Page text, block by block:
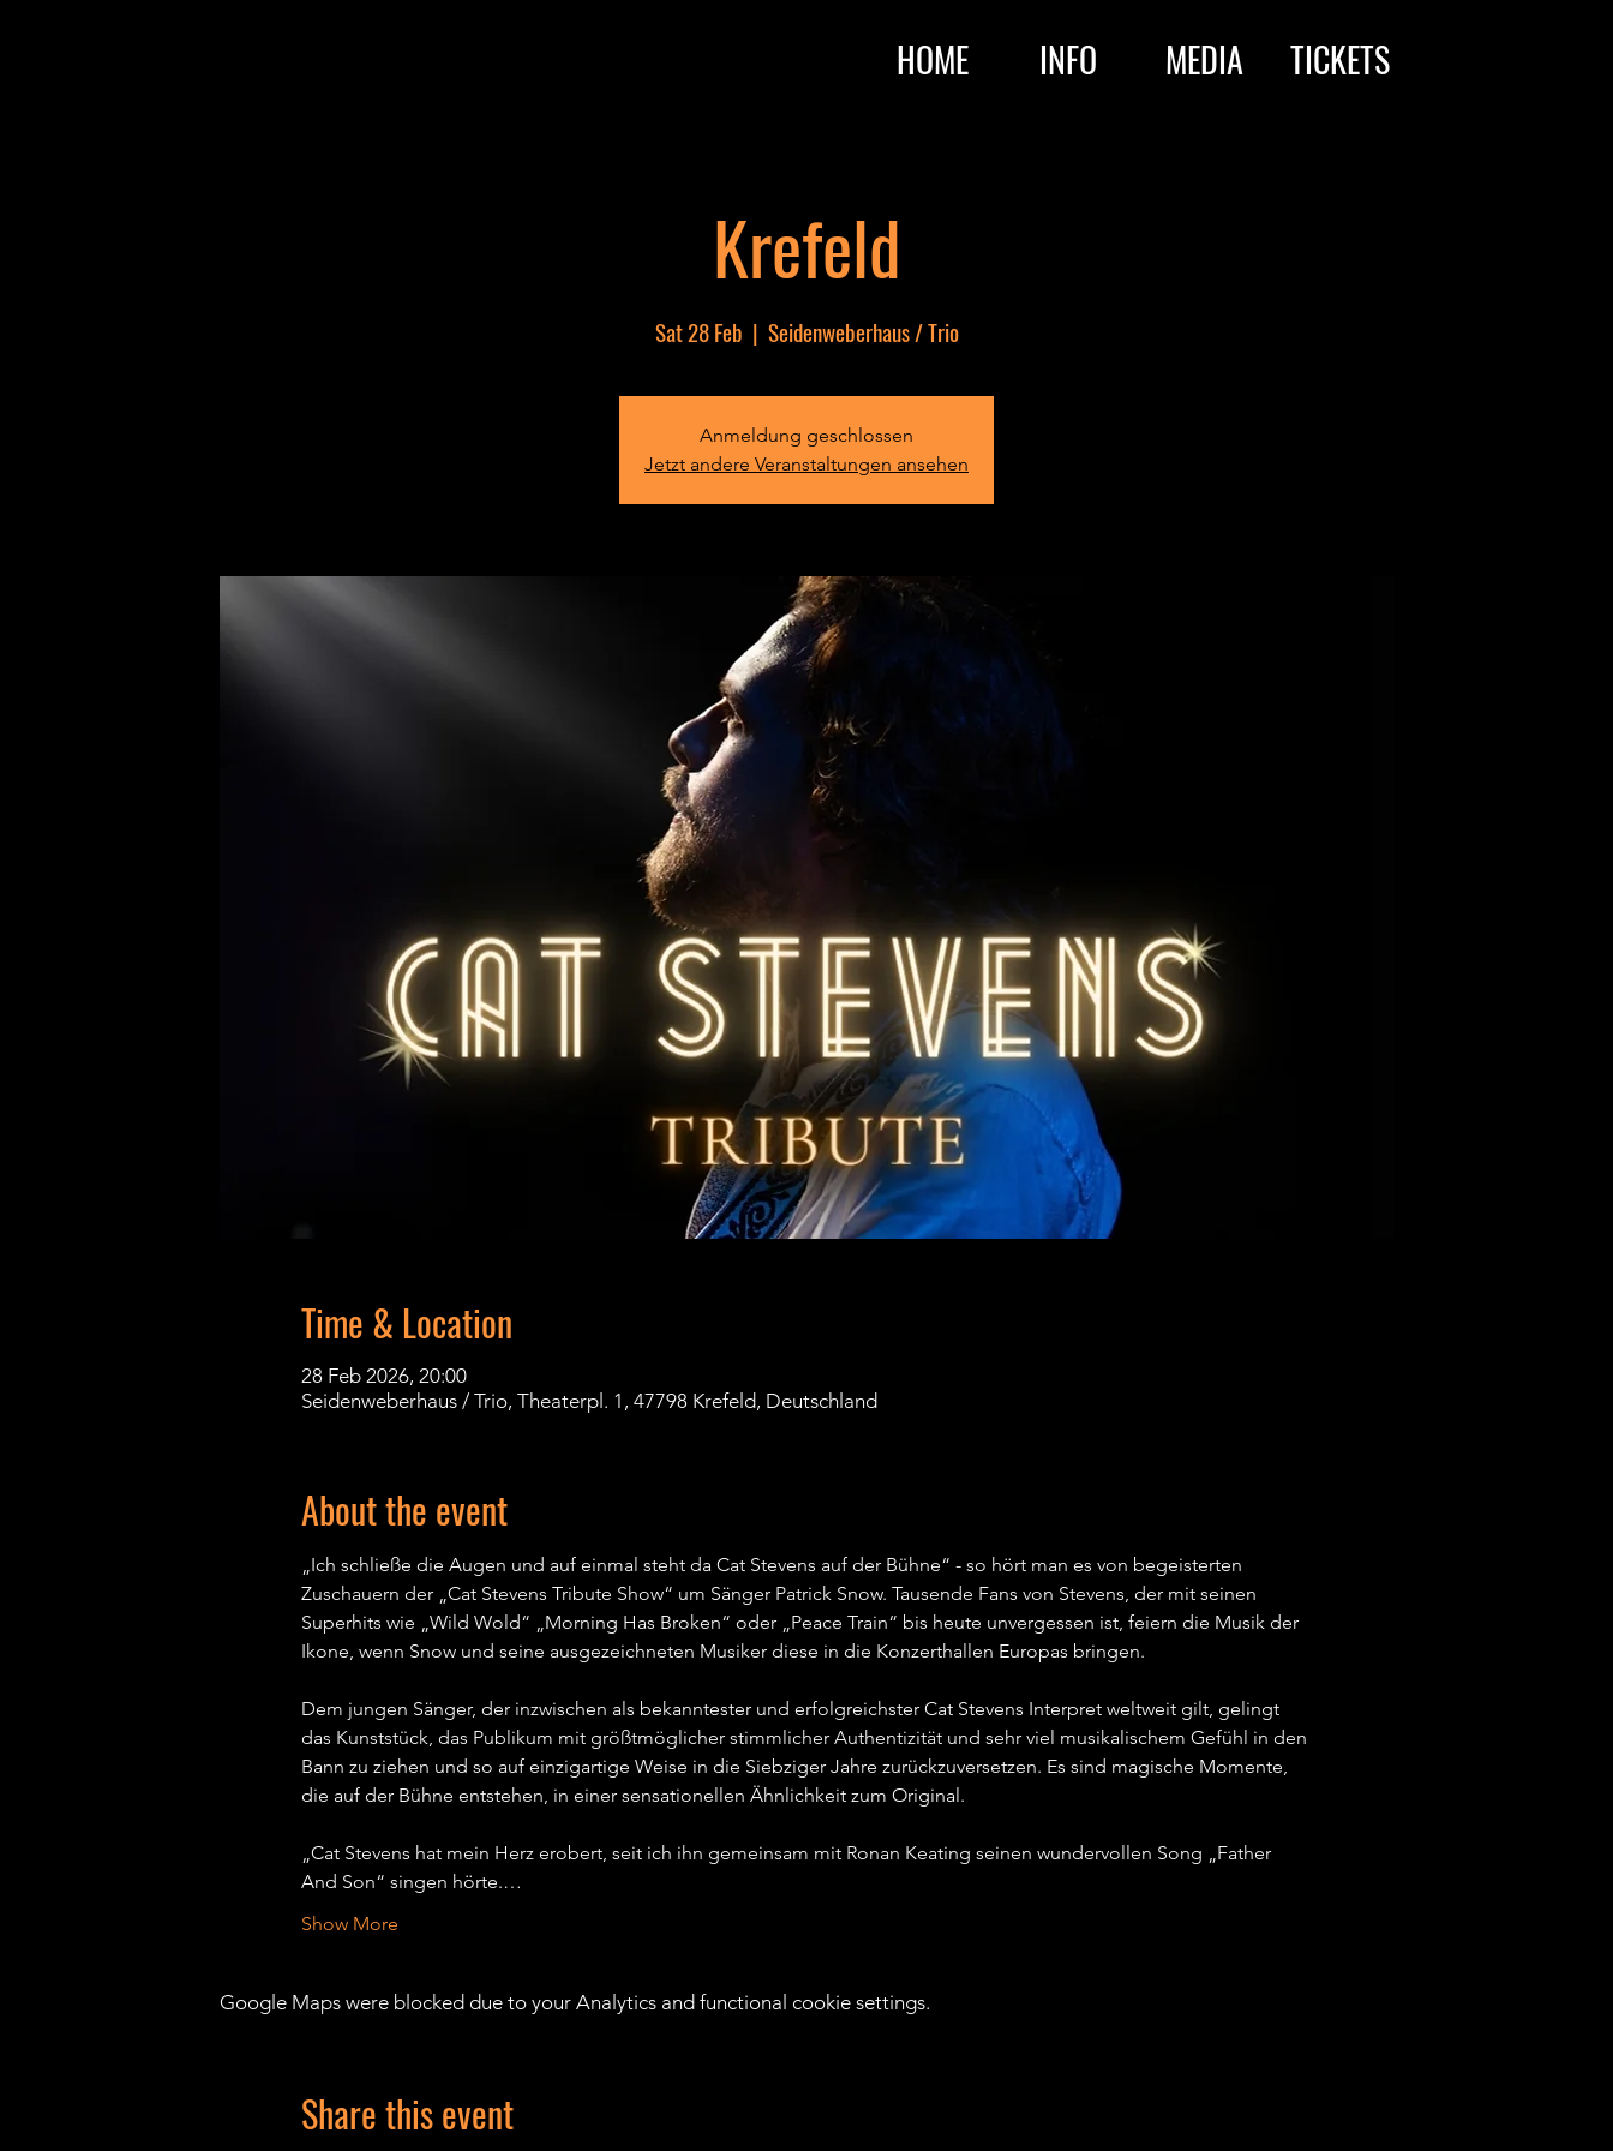
HOME INFO MEDIA TICKETS
Krefeld
Sat 28 Feb
  |
Seidenweberhaus / Trio
Anmeldung geschlossen
Jetzt andere Veranstaltungen ansehen
Time & Location
28 Feb 2026, 20:00
Seidenweberhaus / Trio, Theaterpl. 1, 47798 Krefeld, Deutschland
About the event
„Ich schließe die Augen und auf einmal steht da Cat Stevens auf der Bühne“ - so hört man es von begeisterten
Zuschauern der „Cat Stevens Tribute Show“ um Sänger Patrick Snow. Tausende Fans von Stevens, der mit seinen
Superhits wie „Wild Wold“ „Morning Has Broken“ oder „Peace Train“ bis heute unvergessen ist, feiern die Musik der
Ikone, wenn Snow und seine ausgezeichneten Musiker diese in die Konzerthallen Europas bringen.
Dem jungen Sänger, der inzwischen als bekanntester und erfolgreichster Cat Stevens Interpret weltweit gilt, gelingt
das Kunststück, das Publikum mit größtmöglicher stimmlicher Authentizität und sehr viel musikalischem Gefühl in den
Bann zu ziehen und so auf einzigartige Weise in die Siebziger Jahre zurückzuversetzen. Es sind magische Momente,
die auf der Bühne entstehen, in einer sensationellen Ähnlichkeit zum Original.
„Cat Stevens hat mein Herz erobert, seit ich ihn gemeinsam mit Ronan Keating seinen wundervollen Song „Father
And Son“ singen hörte.…
Show More
Google Maps were blocked due to your Analytics and functional cookie settings.
Share this event